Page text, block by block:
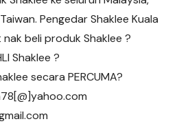
Pengedar Shaklee Kuala
beli produk Shaklee ?
Shaklee ?
secara PERCUMA?